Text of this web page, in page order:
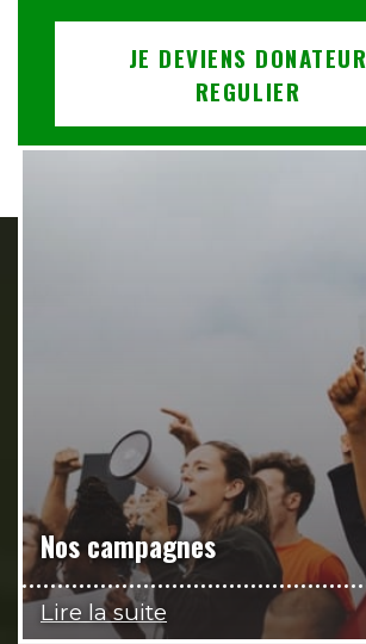
JE DEVIENS DONATEUR
REGULIER
Nos campagnes
Lire la suite